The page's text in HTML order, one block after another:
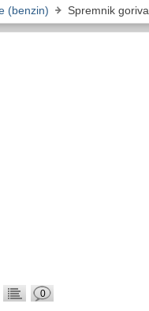
(benzin)
Spremnik goriva
0